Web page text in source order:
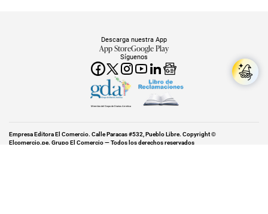
Síguenos
Descarga nuestra App
App StoreGoogle Play
Miembro del Grupo de Diarios América
Empresa Editora El Comercio. Calle Paracas #532, Pueblo Libre. Copyright ©
Elcomercio.pe. Grupo El Comercio — Todos los derechos reservados